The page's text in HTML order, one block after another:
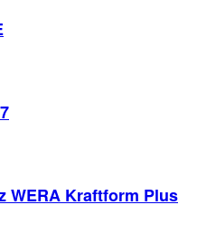
WERA Kraftform Plus